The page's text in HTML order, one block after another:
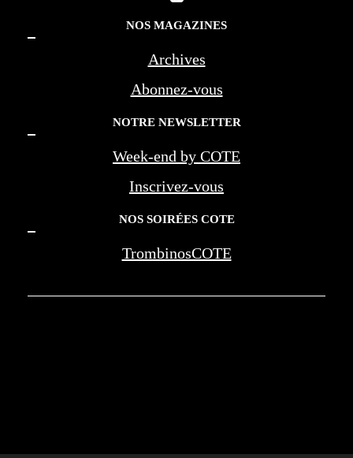
NOS MAGAZINES
Archives
Abonnez-vous
NOTRE NEWSLETTER
Week-end by COTE
Inscrivez-vous
NOS SOIRÉES COTE
TrombinosCOTE